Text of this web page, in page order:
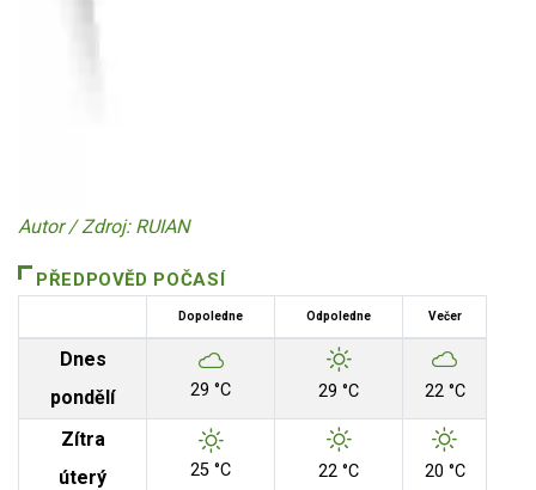
Autor / Zdroj: RUIAN
PŘEDPOVĚD POČASÍ
Dopoledne Odpoledne Večer
Dnes
pondělí
29 °C 29 °C 22 °C
Zítra
úterý
25 °C 22 °C 20 °C